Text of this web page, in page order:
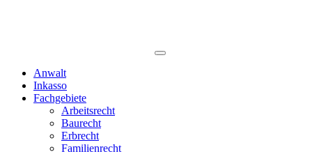
Anwalt
Inkasso
Fachgebiete
Arbeitsrecht
Baurecht
Erbrecht
Familienrecht